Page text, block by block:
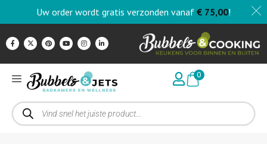
Uw order wordt gratis verzonden vanaf € 75,00!
0